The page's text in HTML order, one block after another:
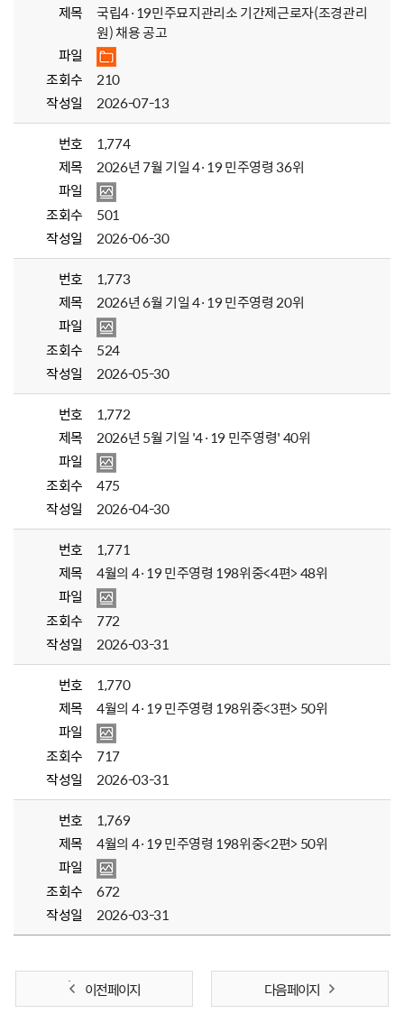
제목
국립4·19민주묘지관리소 기간제근로자(조경관리
원) 채용 공고
파일
조회수
210
작성일
2026-07-13
번호
1,774
제목
2026년 7월 기일 4·19 민주영령 36위
파일
조회수
501
작성일
2026-06-30
번호
1,773
제목
2026년 6월 기일 4·19 민주영령 20위
파일
조회수
524
작성일
2026-05-30
번호
1,772
제목
2026년 5월 기일 '4·19 민주영령' 40위
파일
조회수
475
작성일
2026-04-30
번호
1,771
제목
4월의 4·19 민주영령 198위중<4편> 48위
파일
조회수
772
작성일
2026-03-31
번호
1,770
제목
4월의 4·19 민주영령 198위중<3편> 50위
파일
조회수
717
작성일
2026-03-31
번호
1,769
제목
4월의 4·19 민주영령 198위중<2편> 50위
파일
조회수
672
작성일
2026-03-31
이전 페이지 다음 페이지